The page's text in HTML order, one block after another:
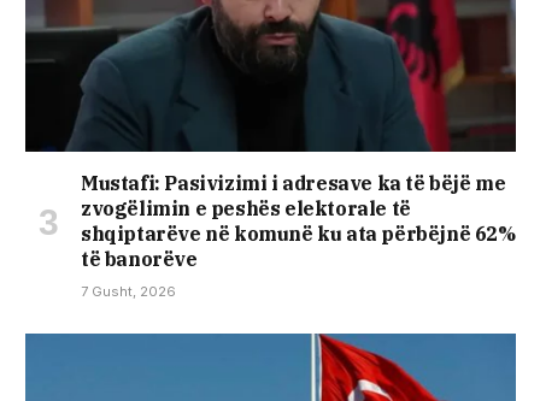
Mustafi: Pasivizimi i adresave ka të bëjë me
zvogëlimin e peshës elektorale të
shqiptarëve në komunë ku ata përbëjnë 62%
të banorëve
7 Gusht, 2026